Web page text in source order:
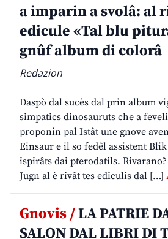
a imparin a svolâ: al
edicule «Tal blu
gnûf album di colorâ
Redazion
Daspò dal sucès dal prin album
simpatics dinosauruts che a
proponin pal Istât une gnove
Einsaur e il so fedêl assistent
ispirâts dai pterodatils.
Jugn al è rivât tes ediculis dal […]
Gnovis /LA PATRIE
SALON DAL LIBRI DI